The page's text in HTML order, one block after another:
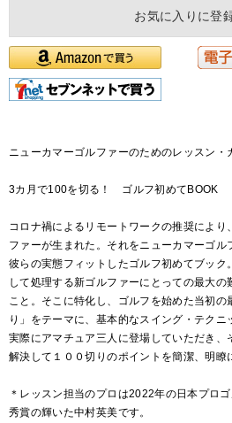
お気に入りに登
ニューカマーゴルファーのためのレッスン・
3カ月で100を切る！ ゴルフ初めてBOOK
コロナ禍によるリモートワークの推奨によ
ファーが生まれた。それをニューカマーゴル
彼らの実態フィットしたゴルフ初めてブッ
して処理する新ゴルファーにとっての最大
こと。そこに特化し、ゴルフを始めた当初
り」をテーマに、基本的なスイング・テク
実際にアマチュア三人に登場していただき、
解決して１００切りのポイントを簡潔、明瞭
＊レッスン担当のプロは2022年の日本プロ
秀賞の輝いた中村英美です。